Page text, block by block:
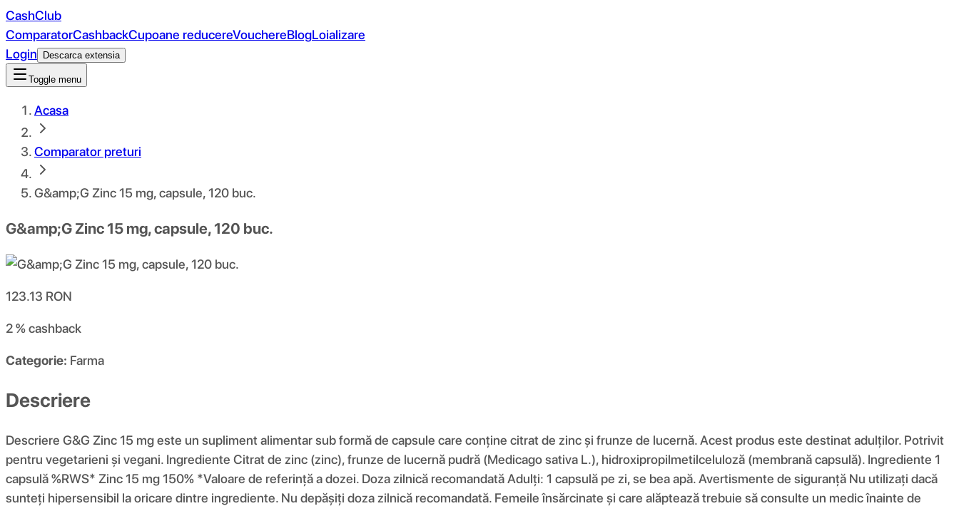
CashClub
ComparatorCashbackCupoane reducereVouchereBlogLoializare
Login
Descarca extensia
Toggle menu
Acasa
Comparator preturi
G&amp;G Zinc 15 mg, capsule, 120 buc.
G&amp;G Zinc 15 mg, capsule, 120 buc.
123.13 RON
2 %cashback
Categorie: Farma
Descriere
Descriere G&G Zinc 15 mg este un supliment alimentar sub formă de capsule care conține citrat de zinc și frunze de lucernă. Acest produs este destinat adulților. Potrivit
pentru vegetarieni și vegani. Ingrediente Citrat de zinc (zinc), frunze de lucernă pudră (Medicago sativa L.), hidroxipropilmetilceluloză (membrană capsulă). Ingrediente 1
capsulă %RWS* Zinc 15 mg 150% *Valoare de referință a dozei. Doza zilnică recomandată Adulți: 1 capsulă pe zi, se bea apă. Avertismente de siguranță Nu utilizați dacă
sunteți hipersensibil la oricare dintre ingrediente. Nu depășiți doza zilnică recomandată. Femeile însărcinate și care alăptează trebuie să consulte un medic înainte de